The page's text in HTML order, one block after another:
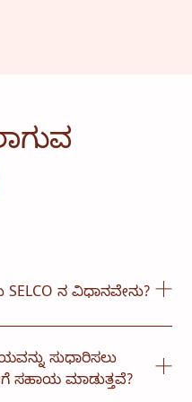
ನ ವಿಧಾನವೇನು?
ಗ್ರಾಮೀಣ ಉದ್ಯಮಿಗಳಿಗೆ
ಸಹಾಯ ಮಾಡುವ
ಸುಧಾರಿಸಲು
ಸಹಾಯ ಮಾಡುತ್ತವೆ?